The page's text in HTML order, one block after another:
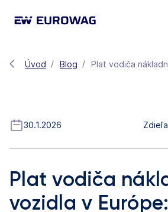
Úvod Blog
30.1.2026
Plat vodiča
vozidla v